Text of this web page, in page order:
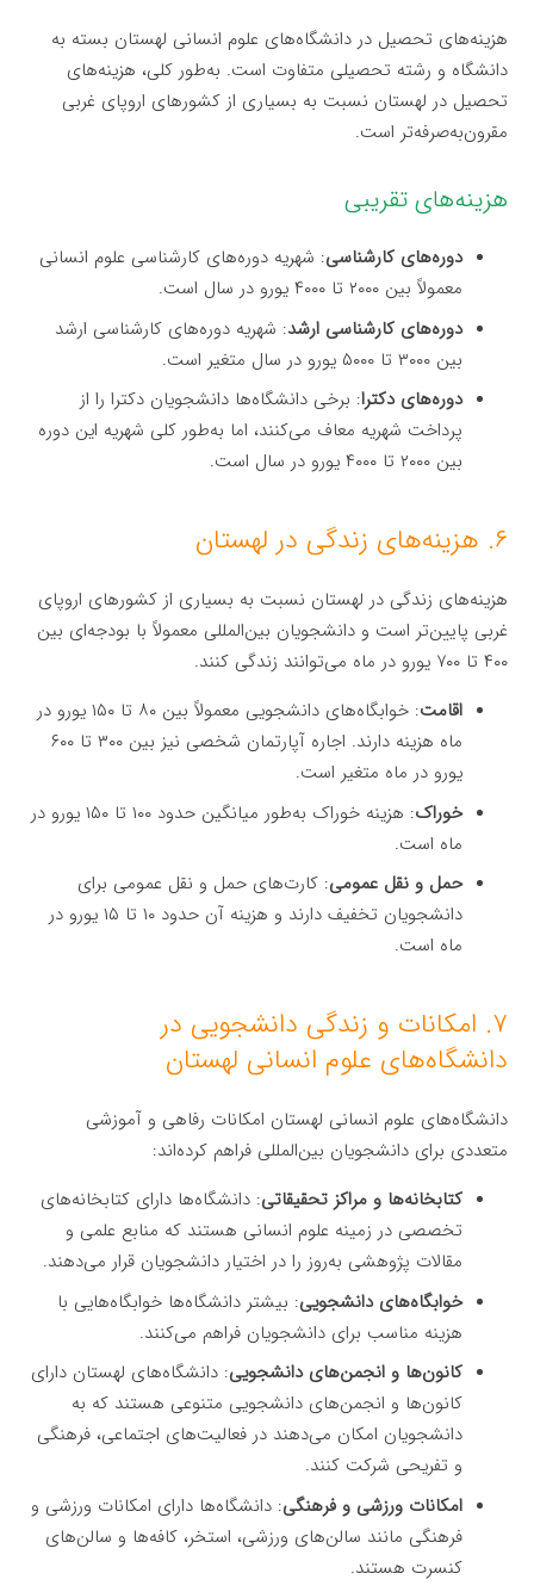
هزینه‌های تحصیل در دانشگاه‌های علوم انسانی لهستان بسته به
دانشگاه و رشته تحصیلی متفاوت است. به‌طور کلی، هزینه‌های
تحصیل در لهستان نسبت به بسیاری از کشورهای اروپای غربی
مقرون‌به‌صرفه‌تر است.
هزینه‌های تقریبی
دوره‌های کارشناسی: شهریه دوره‌های کارشناسی علوم انسانی
معمولاً بین ۲۰۰۰ تا ۴۰۰۰ یورو در سال است.
دوره‌های کارشناسی ارشد: شهریه دوره‌های کارشناسی ارشد
بین ۳۰۰۰ تا ۵۰۰۰ یورو در سال متغیر است.
دوره‌های دکترا: برخی دانشگاه‌ها دانشجویان دکترا را از
پرداخت شهریه معاف می‌کنند، اما به‌طور کلی شهریه این دوره
بین ۲۰۰۰ تا ۴۰۰۰ یورو در سال است.
۶. هزینه‌های زندگی در لهستان
هزینه‌های زندگی در لهستان نسبت به بسیاری از کشورهای اروپای
غربی پایین‌تر است و دانشجویان بین‌المللی معمولاً با بودجه‌ای بین
۴۰۰ تا ۷۰۰ یورو در ماه می‌توانند زندگی کنند.
اقامت
: خوابگاه‌های دانشجویی معمولاً بین ۸۰ تا ۱۵۰ یورو در
ماه هزینه دارند. اجاره آپارتمان شخصی نیز بین ۳۰۰ تا ۶۰۰
یورو در ماه متغیر است.
خوراک
: هزینه خوراک به‌طور میانگین حدود ۱۰۰ تا ۱۵۰ یورو در
ماه است.
حمل و نقل عمومی: کارت‌های حمل و نقل عمومی برای
دانشجویان تخفیف دارند و هزینه آن حدود ۱۰ تا ۱۵ یورو در
ماه است.
۷. امکانات و زندگی دانشجویی در
دانشگاه‌های علوم انسانی لهستان
دانشگاه‌های علوم انسانی لهستان امکانات رفاهی و آموزشی
متعددی برای دانشجویان بین‌المللی فراهم کرده‌اند:
کتابخانه‌ها و مراکز تحقیقاتی: دانشگاه‌ها دارای کتابخانه‌های
تخصصی در زمینه علوم انسانی هستند که منابع علمی و
مقالات پژوهشی به‌روز را در اختیار دانشجویان قرار می‌دهند.
خوابگاه‌های دانشجویی: بیشتر دانشگاه‌ها خوابگاه‌هایی با
هزینه مناسب برای دانشجویان فراهم می‌کنند.
کانون‌ها و انجمن‌های دانشجویی: دانشگاه‌های لهستان دارای
کانون‌ها و انجمن‌های دانشجویی متنوعی هستند که به
دانشجویان امکان می‌دهند در فعالیت‌های اجتماعی، فرهنگی
و تفریحی شرکت کنند.
امکانات ورزشی و فرهنگی: دانشگاه‌ها دارای امکانات ورزشی و
فرهنگی مانند سالن‌های ورزشی، استخر، کافه‌ها و سالن‌های
کنسرت هستند.